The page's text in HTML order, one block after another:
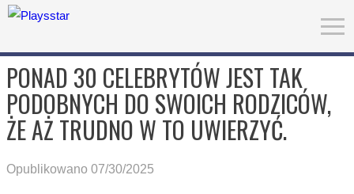
PONAD 30 CELEBRYTÓW JEST TAK
PODOBNYCH DO SWOICH RODZICÓW,
ŻE AŻ TRUDNO W TO UWIERZYĆ.
Opublikowano 07/30/2025